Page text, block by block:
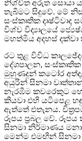
නිශ්චිත අරුත සොයා
තැබීමට සිදුවේ. මේ
සංස්කෘතික
විශ්ව විද්‍යාලයේ
මහත්මිය අදහස් දක්වා
රට තුළ විවිධ
දේශපාලන,
මුහුණදුන් කටෝර
අයුරින් සිනමා
නැරඹීම කවරෙකුට
කියවා එහි යටිපෙළ
ඇත්තේ එතැනය.
රූපය ප්‍රබල වේ.
සිනමා නිර්මාණය
මෙන්ම එමඟින් සිනමා